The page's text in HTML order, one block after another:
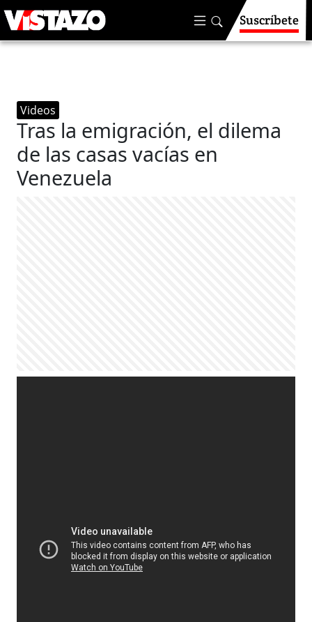
Suscríbete
Videos
Tras la emigración, el dilema
de las casas vacías en
Venezuela